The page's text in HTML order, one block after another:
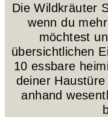
Die Wildkräuter
wenn du
möchtest
übersichtlichen
10 essbare
deiner
anhand